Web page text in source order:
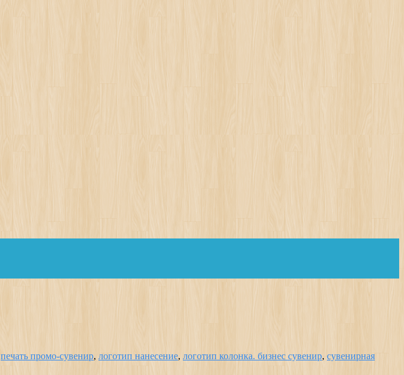
печать промо-сувенир, логотип нанесение, логотип колонка. бизнес сувенир, сувенирная